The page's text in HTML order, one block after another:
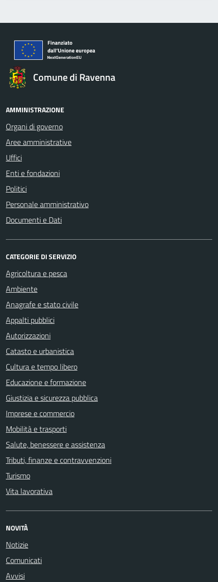
Comune di Ravenna
AMMINISTRAZIONE
Organi di governo
Aree amministrative
Uffici
Enti e fondazioni
Politici
Personale amministrativo
Documenti e Dati
CATEGORIE DI SERVIZIO
Agricoltura e pesca
Ambiente
Anagrafe e stato civile
Appalti pubblici
Autorizzazioni
Catasto e urbanistica
Cultura e tempo libero
Educazione e formazione
Giustizia e sicurezza pubblica
Imprese e commercio
Mobilità e trasporti
Salute, benessere e assistenza
Tributi, finanze e contravvenzioni
Turismo
Vita lavorativa
NOVITÀ
Notizie
Comunicati
Avvisi